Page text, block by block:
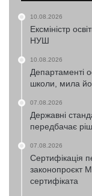
10.08.2026
Ексміністр
НУШ
10.08.2026
Департаменті
школи, мила
07.08.2026
Державні
передбачає
07.08.2026
Сертифікація
законопроєкт
сертифіката